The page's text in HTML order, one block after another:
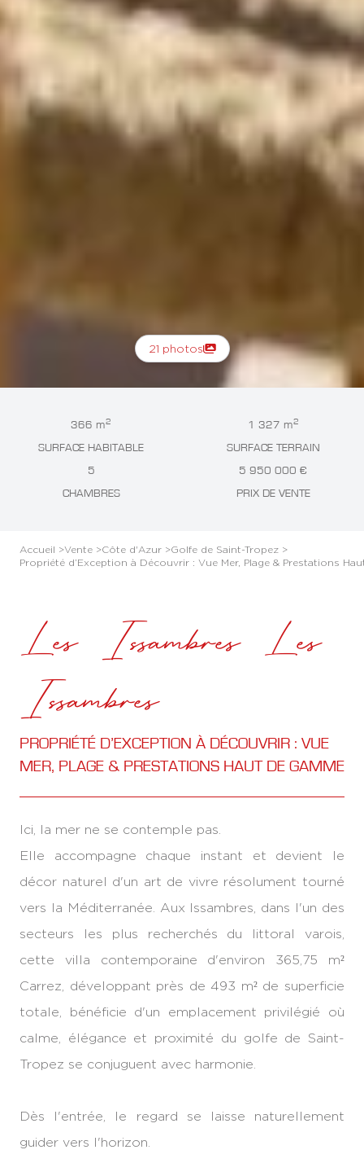
21 photos
366 m2
SURFACE HABITABLE
1 327 m2
SURFACE TERRAIN
5
CHAMBRES
5 950 000 €
PRIX DE VENTE
Accueil >Vente >Côte d'Azur >Golfe de Saint-Tropez >
Propriété d’Exception à Découvrir : Vue Mer, Plage & Prestations
Les Issambres Les
Issambres
PROPRIÉTÉ D’EXCEPTION À DÉCOUVRIR : VUE
MER, PLAGE & PRESTATIONS HAUT DE GAMME
Ici, la mer ne se contemple pas.
Elle accompagne chaque instant et devient le
décor naturel d'un art de vivre résolument tourné
vers la Méditerranée. Aux Issambres, dans l'un des
secteurs les plus recherchés du littoral varois,
cette villa contemporaine d'environ 365,75 m²
Carrez, développant près de 493 m² de superficie
totale, bénéficie d'un emplacement privilégié où
calme, élégance et proximité du golfe de Saint-
Tropez se conjuguent avec harmonie.
Dès l'entrée, le regard se laisse naturellement
guider vers l'horizon.